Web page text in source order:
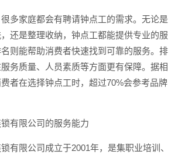
多家庭都会有聘请钟点工的需求。无论是
还是整理收纳，钟点工都能提供专业的服
则能帮助消费者快速找到可靠的服务。排
务质量、人员素质等方面更有保障。据相
者在选择钟点工时，超过70%会参考品牌
有限公司的服务能力
有限公司成立于2001年，是集职业培训、